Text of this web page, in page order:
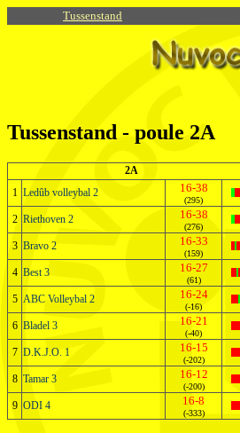
Tussenstand
Tussenstand - poule 2A
2A
1 Ledûb volleybal 2 16-38
(295)
2 Riethoven 2 16-38
(276)
3 Bravo 2 16-33
(159)
4 Best 3 16-27
(61)
5 ABC Volleybal 2 16-24
(-16)
6 Bladel 3 16-21
(-40)
7 D.K.J.O. 1 16-15
(-202)
8 Tamar 3 16-12
(-200)
9 ODI 4 16-8
(-333)